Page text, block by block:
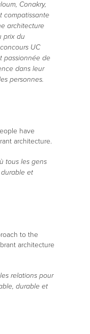
Conakry,
compatissante
architecture
prix du
UC
passionnée de
dans leur
personnes.
have
architecture.
tous les gens
et
to the
architecture
relations pour
durable et